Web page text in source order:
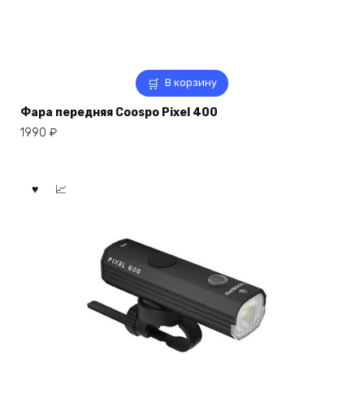
В корзину
Фара передняя Coospo Pixel 400
1990 ₽